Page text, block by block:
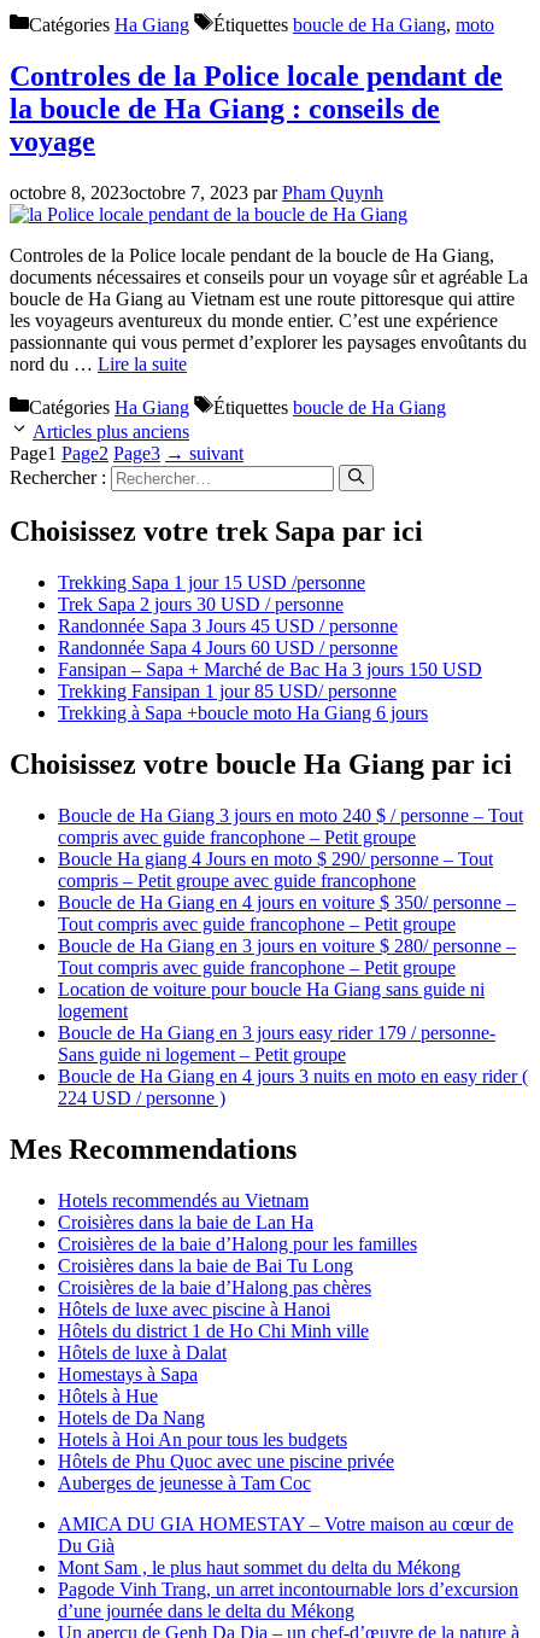
Catégories Ha Giang Étiquettes boucle de Ha Giang, moto
Controles de la Police locale pendant de
la boucle de Ha Giang : conseils de
voyage
octobre 8, 2023octobre 7, 2023 parPham Quynh
Controles de la Police locale pendant de la boucle de Ha Giang,
documents nécessaires et conseils pour un voyage sûr et agréable La
boucle de Ha Giang au Vietnam est une route pittoresque qui attire
les voyageurs aventureux du monde entier. C’est une expérience
passionnante qui vous permet d’explorer les paysages envoûtants du
nord du … Lire la suite
Catégories Ha Giang Étiquettes boucle de Ha Giang
Articles plus anciens
Page1 Page2 Page3 → suivant
Rechercher :
Choisissez votre trek Sapa par ici
Trekking Sapa 1 jour 15 USD /personne
Trek Sapa 2 jours 30 USD / personne
Randonnée Sapa 3 Jours 45 USD / personne
Randonnée Sapa 4 Jours 60 USD / personne
Fansipan – Sapa + Marché de Bac Ha 3 jours 150 USD
Trekking Fansipan 1 jour 85 USD/ personne
Trekking à Sapa +boucle moto Ha Giang 6 jours
Choisissez votre boucle Ha Giang par ici
Boucle de Ha Giang 3 jours en moto 240 $ / personne – Tout
compris avec guide francophone – Petit groupe
Boucle Ha giang 4 Jours en moto $ 290/ personne – Tout
compris – Petit groupe avec guide francophone
Boucle de Ha Giang en 4 jours en voiture $ 350/ personne –
Tout compris avec guide francophone – Petit groupe
Boucle de Ha Giang en 3 jours en voiture $ 280/ personne –
Tout compris avec guide francophone – Petit groupe
Location de voiture pour boucle Ha Giang sans guide ni
logement
Boucle de Ha Giang en 3 jours easy rider 179 / personne-
Sans guide ni logement – Petit groupe
Boucle de Ha Giang en 4 jours 3 nuits en moto en easy rider (
224 USD / personne )
Mes Recommendations
Hotels recommendés au Vietnam
Croisières dans la baie de Lan Ha
Croisières de la baie d’Halong pour les familles
Croisières dans la baie de Bai Tu Long
Croisières de la baie d’Halong pas chères
Hôtels de luxe avec piscine à Hanoi
Hôtels du district 1 de Ho Chi Minh ville
Hôtels de luxe à Dalat
Homestays à Sapa
Hôtels à Hue
Hotels de Da Nang
Hotels à Hoi An pour tous les budgets
Hôtels de Phu Quoc avec une piscine privée
Auberges de jeunesse à Tam Coc
AMICA DU GIA HOMESTAY – Votre maison au cœur de
Du Già
Mont Sam , le plus haut sommet du delta du Mékong
Pagode Vinh Trang, un arret incontournable lors d’excursion
d’une journée dans le delta du Mékong
Un aperçu de Genh Da Dia – un chef-d’œuvre de la nature à